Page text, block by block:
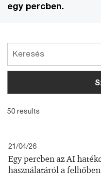
egy percben.
50 results
21/04/26
Egy percben az AI
használatáról a felhőben